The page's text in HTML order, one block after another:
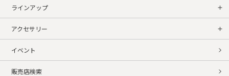
ラインアップ
アクセサリー
イベント
販売店検索